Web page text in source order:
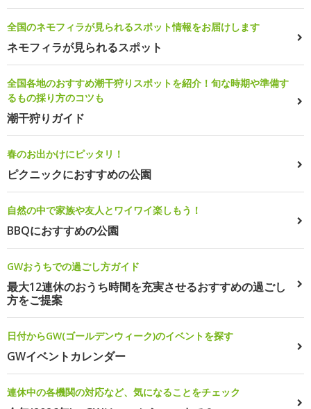
全国のネモフィラが見られるスポット情報をお届けします
ネモフィラが見られるスポット
全国各地のおすすめ潮干狩りスポットを紹介！旬な時期や準備す
るもの採り方のコツも
潮干狩りガイド
春のお出かけにピッタリ！
ピクニックにおすすめの公園
自然の中で家族や友人とワイワイ楽しもう！
BBQにおすすめの公園
GWおうちでの過ごし方ガイド
最大12連休のおうち時間を充実させるおすすめの過ごし
方をご提案
日付からGW(ゴールデンウィーク)のイベントを探す
GWイベントカレンダー
連休中の各機関の対応など、気になることをチェック